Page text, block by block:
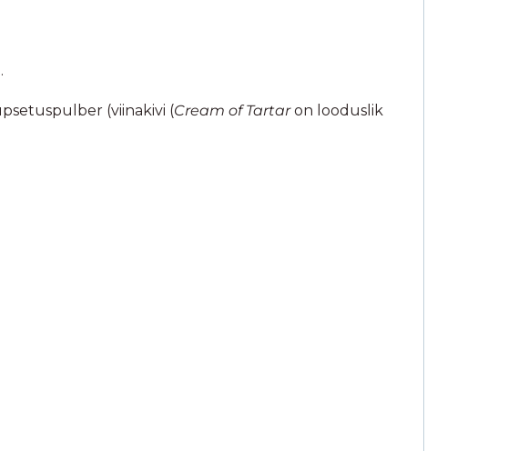
(viinakivi (Cream of Tartaron looduslik